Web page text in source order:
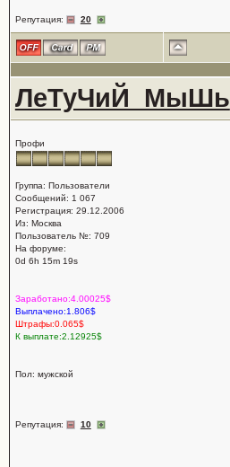
Репутация: 20
ЛеТуЧиЙ_МыШь
Профи
Группа: Пользователи
Сообщений: 1 067
Регистрация: 29.12.2006
Из: Москва
Пользователь №: 709
На форуме:
0d 6h 15m 19s
Заработано:4.00025$
Выплачено:1.806$
Штрафы:0.065$
К выплате:2.12925$
Пол: мужской
Репутация: 10